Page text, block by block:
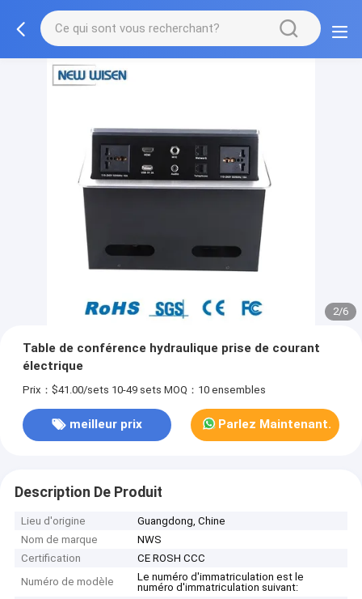
2/6
Table de conférence hydraulique prise de courant
électrique
Prix：$41.00/sets 10-49 sets MOQ：10 ensembles
meilleur prix Parlez Maintenant.
Description De Produit
Lieu d'origine
Guangdong, Chine
Nom de marque
NWS
Certification
CE ROSH CCC
Numéro de modèle
Le numéro d'immatriculation est le
numéro d'immatriculation suivant: